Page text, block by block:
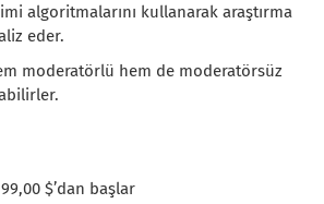
algoritmalarını kullanarak araştırma
eder.
moderatörlü hem de moderatörsüz
$’dan başlar